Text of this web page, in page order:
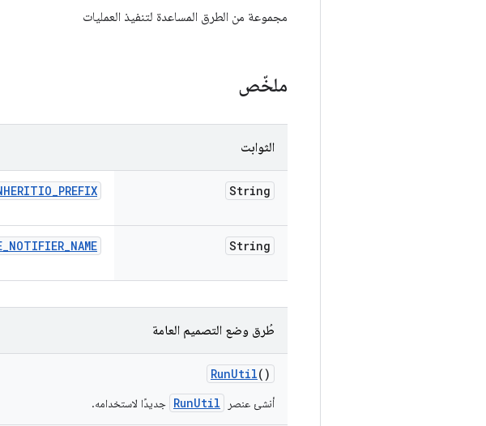
مجموعة من الطرق المساعدة لتنفيذ العمليات
ملخّص
الثوابت
String
_PREFIX
String
_NOTIFIER_NAME
طُرق وضع التصميم العامة
RunUtil()
أنشئ عنصر RunUtil جديدًا لاستخدامه.